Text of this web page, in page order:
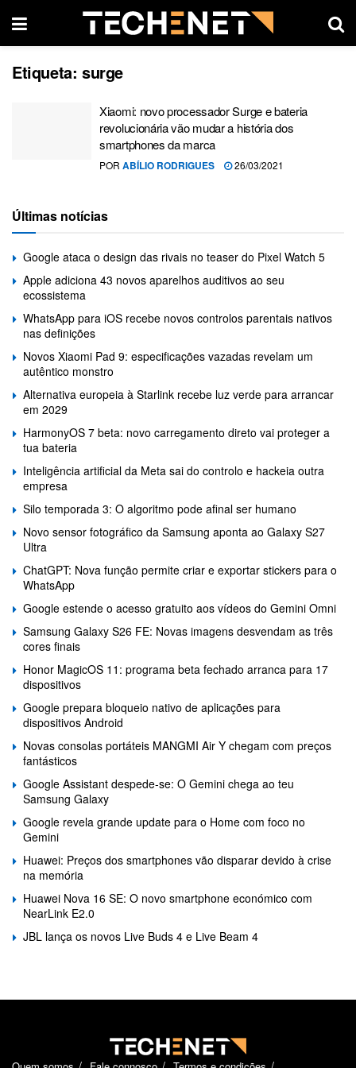
Etiqueta: surge
Xiaomi: novo processador Surge e bateria
revolucionária vão mudar a história dos
smartphones da marca
POR ABÍLIO RODRIGUES 26/03/2021
Últimas notícias
Google ataca o design das rivais no teaser do Pixel Watch 5
Apple adiciona 43 novos aparelhos auditivos ao seu
ecossistema
WhatsApp para iOS recebe novos controlos parentais nativos
nas definições
Novos Xiaomi Pad 9: especificações vazadas revelam um
autêntico monstro
Alternativa europeia à Starlink recebe luz verde para arrancar
em 2029
HarmonyOS 7 beta: novo carregamento direto vai proteger a
tua bateria
Inteligência artificial da Meta sai do controlo e hackeia outra
empresa
Silo temporada 3: O algoritmo pode afinal ser humano
Novo sensor fotográfico da Samsung aponta ao Galaxy S27
Ultra
ChatGPT: Nova função permite criar e exportar stickers para o
WhatsApp
Google estende o acesso gratuito aos vídeos do Gemini Omni
Samsung Galaxy S26 FE: Novas imagens desvendam as três
cores finais
Honor MagicOS 11: programa beta fechado arranca para 17
dispositivos
Google prepara bloqueio nativo de aplicações para
dispositivos Android
Novas consolas portáteis MANGMI Air Y chegam com preços
fantásticos
Google Assistant despede-se: O Gemini chega ao teu
Samsung Galaxy
Google revela grande update para o Home com foco no
Gemini
Huawei: Preços dos smartphones vão disparar devido à crise
na memória
Huawei Nova 16 SE: O novo smartphone económico com
NearLink E2.0
JBL lança os novos Live Buds 4 e Live Beam 4